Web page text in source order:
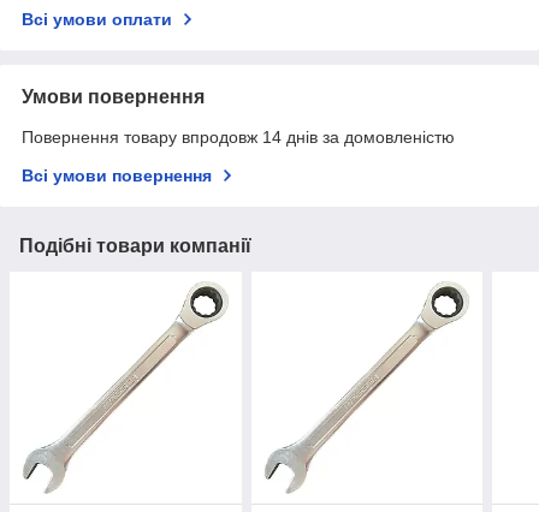
Всі умови оплати
Умови повернення
Повернення товару впродовж 14 днів за домовленістю
Всі умови повернення
Подібні товари компанії